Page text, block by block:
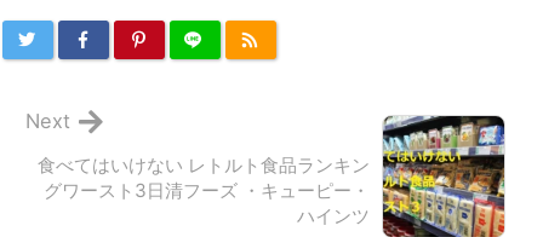
食べてはいけない レトルト食品ランキン
グワースト3日清フーズ ・キューピー・
ハインツ
Next